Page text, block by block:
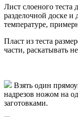
Лист слоеного теста
разделочной доске и
температуре,
Пласт из теста
части, раскатывать
Взять один
надрезов ножом на
заготовками.